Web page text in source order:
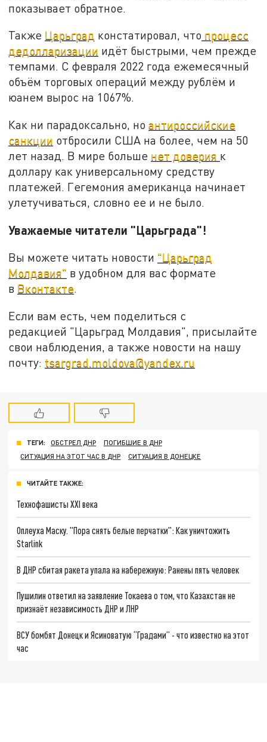
показывает обратное.
Также Царьград констатировал, что процесс
дедолларизации идёт быстрыми, чем прежде
темпами. С февраля 2022 года ежемесячный
объём торговых операций между рублём и
юанем вырос на 1067%.
Как ни парадоксально, ноантироссийские
санкции отбросили США на более, чем на 50
лет назад. В мире больше нет доверия к
доллару как универсальному средству
платежей. Гегемония американца начинает
улетучиваться, словно ее и не было.
Уважаемые читатели "Царьграда"!
Вы можете читать новости "Царьград
Молдавия" в удобном для вас формате
в Вконтакте.
Если вам есть, чем поделиться с
редакцией "Царьград Молдавия", присылайте
свои наблюдения, а также новости на нашу
почту: tsargrad.moldova@yandex.ru
ТЕГИ: ОБСТРЕЛ ДНР
ПОГИБШИЕ В ДНР
СИТУАЦИЯ НА ЭТОТ ЧАС В ДНР
СИТУАЦИЯ В ДОНЕЦКЕ
ЧИТАЙТЕ ТАКЖЕ:
Технофашисты XXI века
Оплеуха Маску. "Пора снять белые перчатки": Как уничтожить
Starlink
В ДНР сбитая ракета упала на набережную: Ранены пять человек
Пушилин ответил на заявление Токаева о том, что Казахстан не
признаёт независимость ДНР и ЛНР
ВСУ бомбят Донецк и Ясиноватую “Градами” - что известно на этот
час